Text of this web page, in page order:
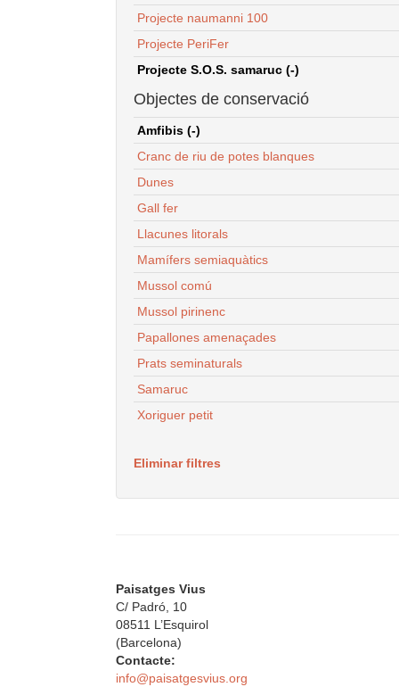
Projecte naumanni 100
Projecte PeriFer
Projecte S.O.S. samaruc (-)
Objectes de conservació
Amfibis (-)
Cranc de riu de potes blanques
Dunes
Gall fer
Llacunes litorals
Mamífers semiaquàtics
Mussol comú
Mussol pirinenc
Papallones amenaçades
Prats seminaturals
Samaruc
Xoriguer petit
Eliminar filtres
Paisatges Vius
C/ Padró, 10
08511 L’Esquirol
(Barcelona)
Contacte:
info@paisatgesvius.org